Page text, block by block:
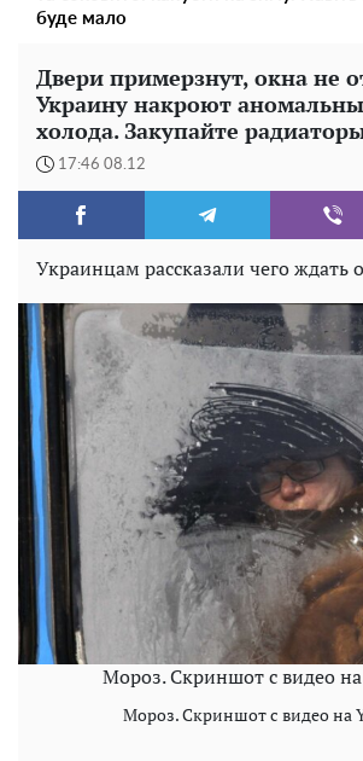
буде мало
Двери примерзнут, окна не
Украину накроют
холода. Закупайте
17:46 08.12
Украинцам рассказали чего ждать
Мороз. Скриншот с видео
Мороз. Скриншот с видео на